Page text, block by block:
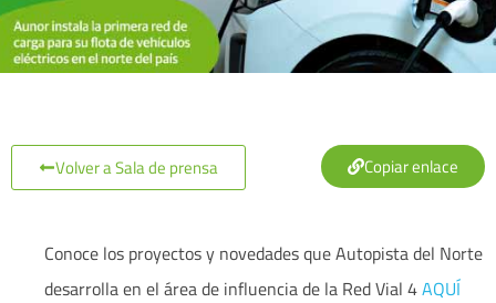
Volver a Sala de prensa Copiar enlace
Conoce los proyectos y novedades que Autopista del Norte
desarrolla en el área de influencia de la Red Vial 4AQUÍ